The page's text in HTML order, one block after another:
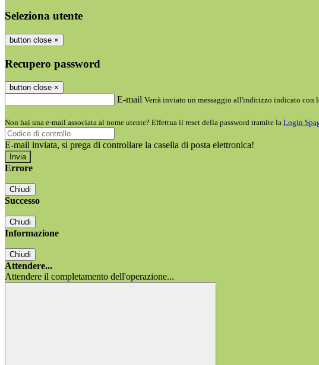
Seleziona utente
button close ×
Recupero password
button close ×
E-mail Verrà inviato un messaggio all'indirizzo indicato con
Non hai una e-mail associata al nome utente? Effettua il reset della password tramite la Login
E-mail inviata, si prega di controllare la casella di posta elettronica!
Errore
Chiudi
Successo
Chiudi
Informazione
Chiudi
Attendere...
Attendere il completamento dell'operazione...